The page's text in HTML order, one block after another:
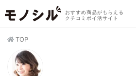
おすすめ商品がもらえる
クチコミポイ活サイト
TOP